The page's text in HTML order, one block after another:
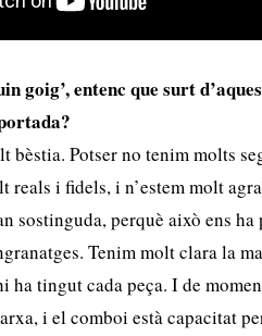
goig’, entenc que surt
bèstia. Potser no tenim molts
reals i fidels, i n’estem molt
sostinguda, perquè això ens ha
Tenim molt clara la
ha tingut cada peça. I de
i el comboi està capacitat